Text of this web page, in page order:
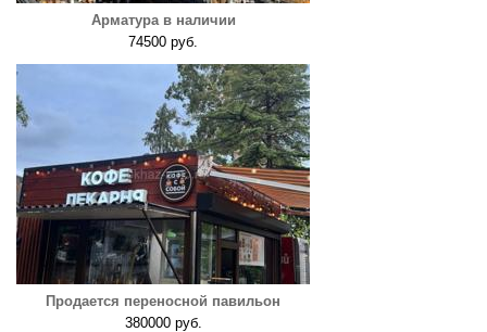
Арматура в наличии
74500 руб.
Продается переносной павильон
380000 руб.